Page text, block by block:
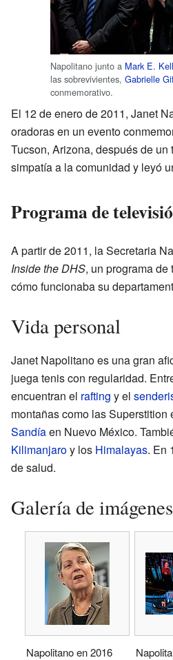
Napolitano junto a Mark E.
las sobrevivientes, Gabrielle
conmemorativo.
El 12 de enero de 2011, Janet
oradoras en un evento
Tucson, Arizona, después de un
simpatía a la comunidad y leyó
Programa de
A partir de 2011, la Secretaria
Inside the DHS, un programa
cómo funcionaba su
Vida personal
Janet Napolitano es una gran
juega tenis con regularidad.
encuentran el rafting y el
montañas como las Superstition
Sandíaen Nuevo México.
Kilimanjaroy los Himalayas. En
de salud.
Galería de imágenes
Napolitano en 2016